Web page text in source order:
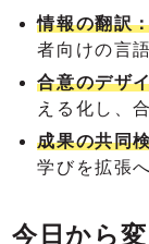
情報の翻訳
者向けの言
合意のデザ
える化し、
成果の共同
学びを拡張
今日から